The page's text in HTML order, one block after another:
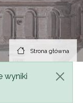
Strona główna
wyniki